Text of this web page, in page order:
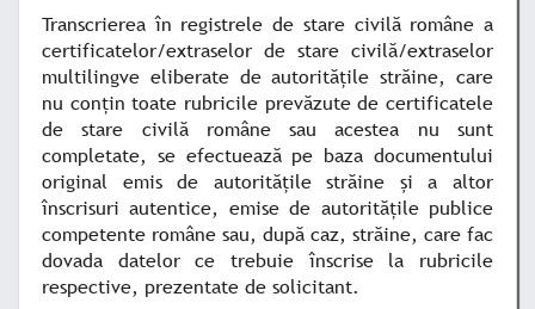
Transcrierea în registrele de stare civilă române a
certificatelor/extraselor de stare civilă/extraselor
multilingve eliberate de autorităţile străine, care
nu conţin toate rubricile prevăzute de certificatele
de stare civilă române sau acestea nu sunt
completate, se efectuează pe baza documentului
original emis de autorităţile străine şi a altor
înscrisuri autentice, emise de autorităţile publice
competente române sau, după caz, străine, care fac
dovada datelor ce trebuie înscrise la rubricile
respective, prezentate de solicitant.